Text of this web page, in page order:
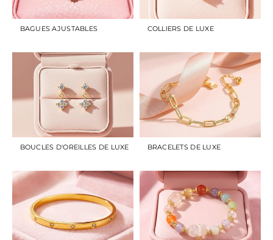
BAGUES AJUSTABLES COLLIERS DE LUXE
BOUCLES D'OREILLES DE LUXE BRACELETS DE LUXE